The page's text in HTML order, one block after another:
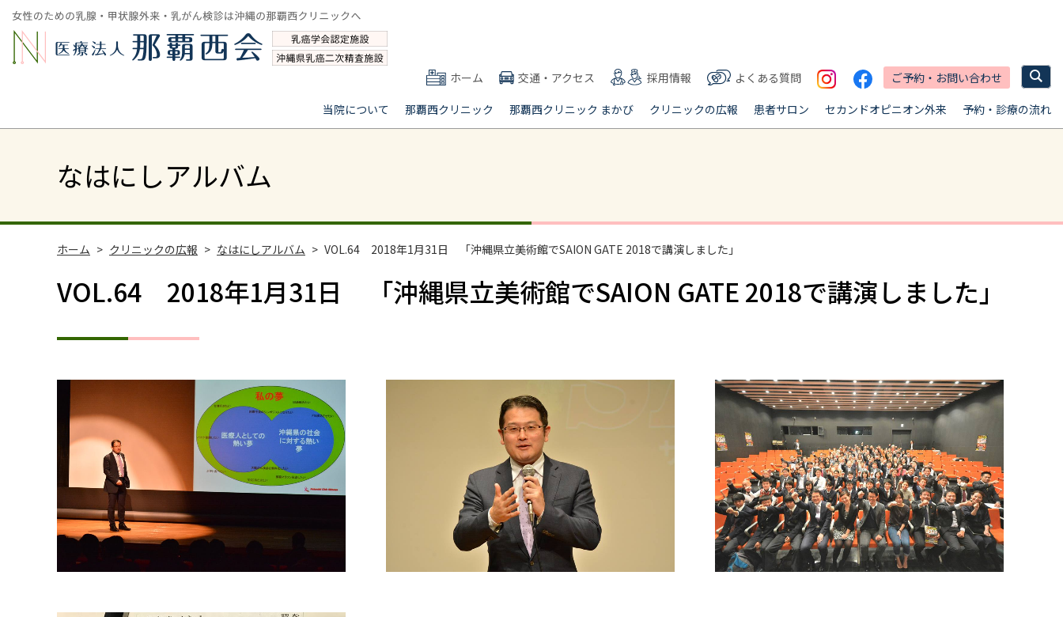
ホーム 交通・アクセス 採用情報 よくある質問 ご予約・お問い合わせ
当院について 那覇西クリニック 那覇西クリニック まかび クリニックの広報 患者サロン セカンドオピニオン外来 予約・診療の流れ
なはにしアルバム
ホーム クリニックの広報 なはにしアルバム VOL.64 2018年1月31日 「沖縄県立美術館でSAION GATE 2018で講演しました」
VOL.64 2018年1月31日 「沖縄県立美術館でSAION GATE 2018で講演しました」